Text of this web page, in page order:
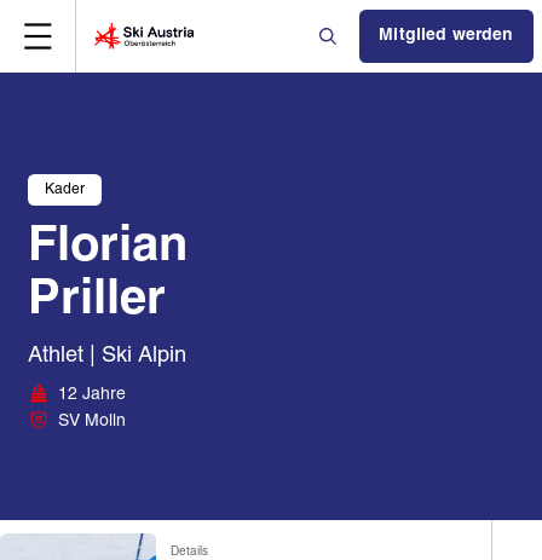
Mitglied werden
Kader
Florian
Priller
Athlet | Ski Alpin
12 Jahre
SV Molln
Details